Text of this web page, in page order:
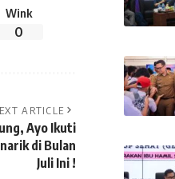
Wink
0
ARTICLE
Ayo Ikuti
di Bulan
Juli Ini !